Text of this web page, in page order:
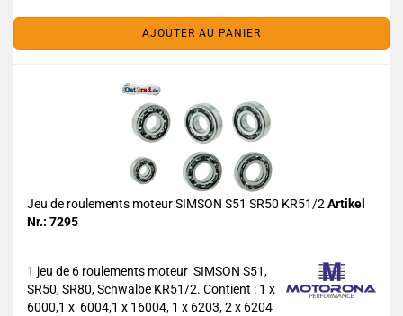
AJOUTER AU PANIER
Jeu de roulements moteur SIMSON S51 SR50 KR51/2 Artikel
Nr.: 7295
1 jeu de 6 roulements moteur SIMSON S51,
SR50, SR80, Schwalbe KR51/2. Contient : 1 x
6000,1 x 6004,1 x 16004, 1 x 6203, 2 x 6204